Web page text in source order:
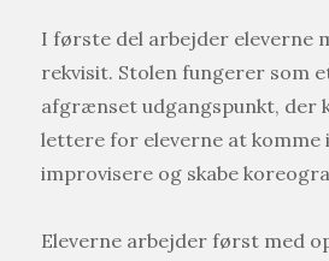
I første del arbejder eleverne
rekvisit. Stolen fungerer som
afgrænset udgangspunkt, der
lettere for eleverne at komme
improvisere og skabe
Eleverne arbejder først med